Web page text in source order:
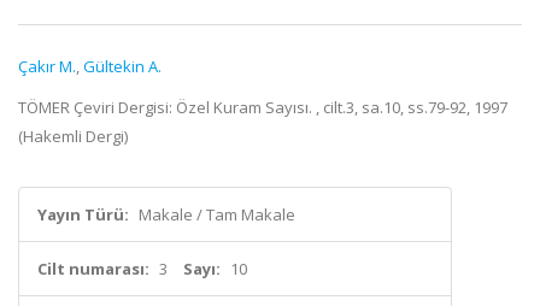
Çakır M.,Gültekin A.
TÖMER Çeviri Dergisi: Özel Kuram Sayısı. , cilt.3, sa.10, ss.79-92, 1997
(Hakemli Dergi)
Yayın Türü: Makale / Tam Makale
Cilt numarası: 3 Sayı: 10